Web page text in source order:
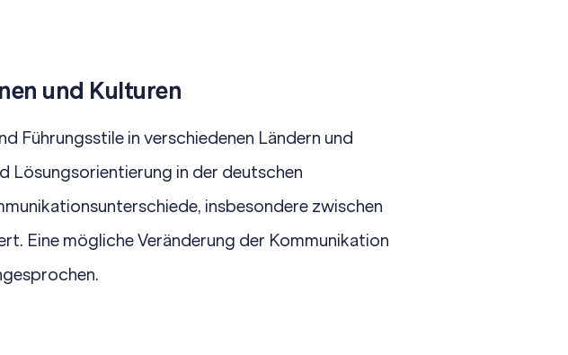
und Kulturen
Führungsstile in verschiedenen Ländern und
Lösungsorientierung in der deutschen
insbesondere zwischen
Eine mögliche Veränderung der Kommunikation